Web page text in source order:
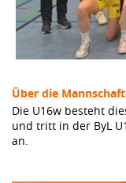
Über die Mannschaft
Die U16w besteht
und tritt in der ByL
an.